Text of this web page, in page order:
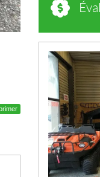
N
O
U
V
E
L
L
E
S